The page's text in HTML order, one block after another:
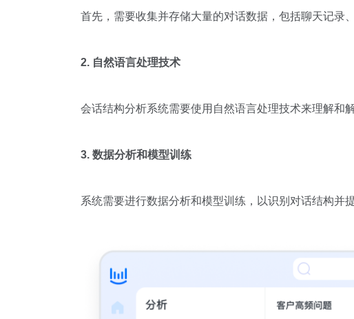
首先，需要收集并存储大量的对话数据，包括聊天记录
2. 自然语言处理技术
会话结构分析系统需要使用自然语言处理技术来理解和
3. 数据分析和模型训练
系统需要进行数据分析和模型训练，以识别对话结构并